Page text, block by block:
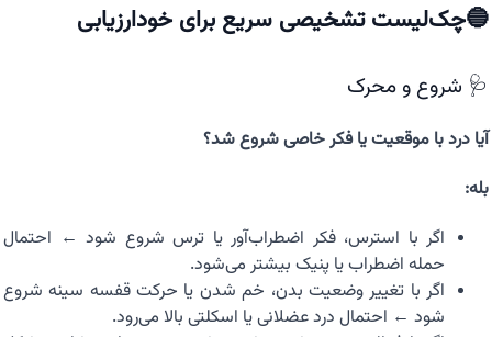
🔵چک‌لیست تشخیصی سریع برای خودارزیابی
🩺 شروع و محرک
آیا درد با موقعیت یا فکر خاصی شروع شد؟
بله:
اگر با استرس، فکر اضطراب‌آور یا ترس شروع شود ← احتمال
حمله اضطراب یا پنیک بیشتر می‌شود.
اگر با تغییر وضعیت بدن، خم شدن یا حرکت قفسه سینه شروع
شود ← احتمال درد عضلانی یا اسکلتی بالا می‌رود.